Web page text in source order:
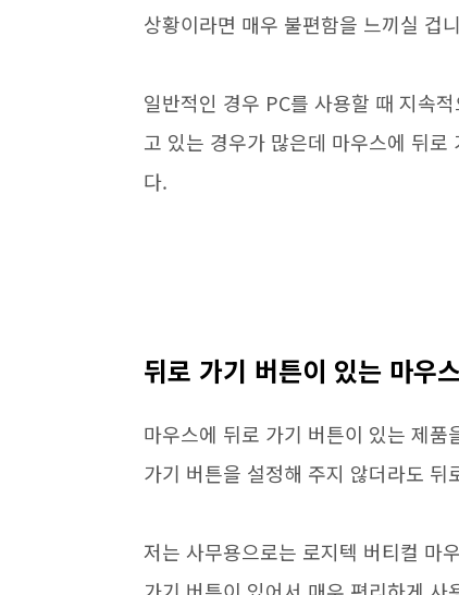
상황이라면 매우 불편함을 느끼실 겁
일반적인 경우 PC를 사용할 때 지속
고 있는 경우가 많은데 마우스에 뒤
다.
뒤로 가기 버튼이 있는 마우
마우스에 뒤로 가기 버튼이 있는 제
가기 버튼을 설정해 주지 않더라도
저는 사무용으로는 로지텍 버티컬 마